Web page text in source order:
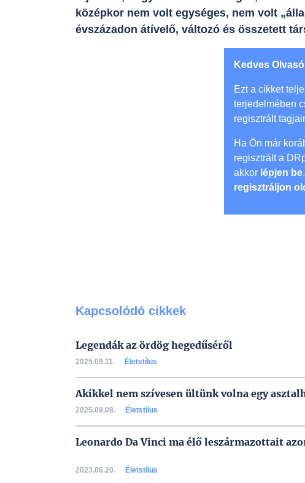
középkor nem volt egységes, nem volt
évszázadon átívelő, változó és összetett
Kedves
Ezt a cikket
terjedelmében
regisztrált
Ha Ön már
regisztrált a
akkor lépjen be
regisztráljon
Kapcsolódó cikkek
Legendák az ördög hegedűséről
2025.09.11. Életstílus
Akikkel nem szívesen ültünk volna egy
2025.09.08. Életstílus
Leonardo Da Vinci ma élő leszármazottait
2023.06.20. Életstílus